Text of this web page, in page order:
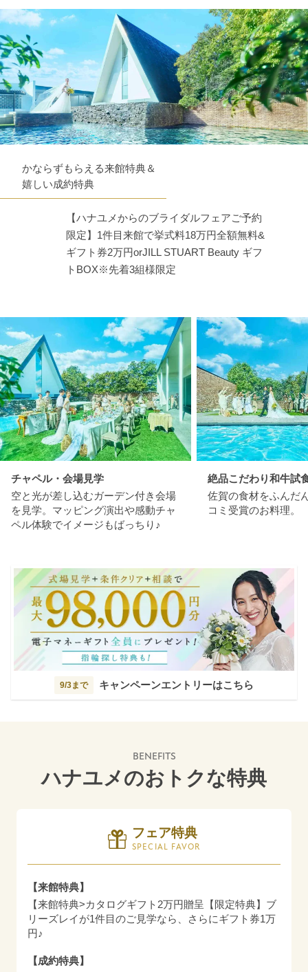
かならずもらえる来館特典＆
嬉しい成約特典
【ハナユメからのブライダルフェアご予約
限定】1件目来館で挙式料18万円全額無料&
ギフト券2万円orJILL STUART Beauty ギフ
トBOX※先着3組様限定
チャペル・会場見学
空と光が差し込むガーデン付き会場
を見学。マッピング演出や感動チャ
ペル体験でイメージもばっちり♪
絶品こだわり和牛試
佐賀の食材をふんだ
コミ受賞のお料理。
9/3まで キャンペーンエントリーはこちら
BENEFITS
ハナユメのおトクな特典
フェア特典
SPECIAL FAVOR
【来館特典】
【来館特典>カタログギフト2万円贈呈【限定特典】ブ
リーズレイが1件目のご見学なら、さらにギフト券1万
円♪
【成約特典】